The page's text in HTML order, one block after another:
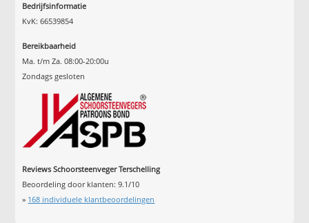
Bedrijfsinformatie
KvK: 66539854
Bereikbaarheid
Ma. t/m Za. 08:00-20:00u
Zondags gesloten
Reviews Schoorsteenveger Terschelling
Beoordeling door klanten:9.1/10
» 168 individuele klantbeoordelingen